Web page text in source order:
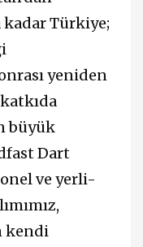
kadar Türkiye;
yeniden
büyük
Dart
ve yerli-
kendi